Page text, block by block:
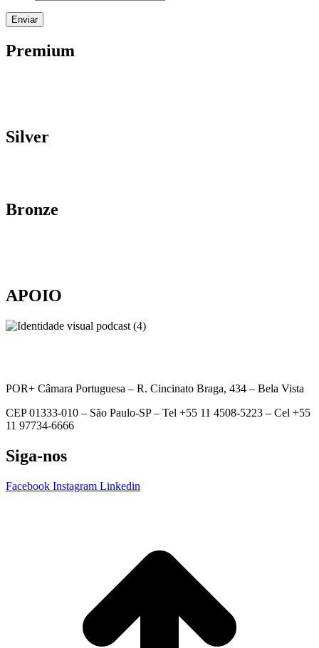
Premium
Silver
Bronze
APOIO
POR+ Câmara Portuguesa – R. Cincinato Braga, 434 – Bela Vista
CEP 01333-010 – São Paulo-SP – Tel +55 11 4508-5223 – Cel +55
11 97734-6666
Siga-nos
Facebook Instagram Linkedin